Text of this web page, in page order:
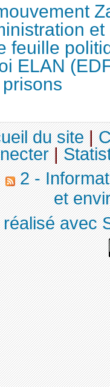
feuille
ELAN
du site|
|
2 -
et
avec